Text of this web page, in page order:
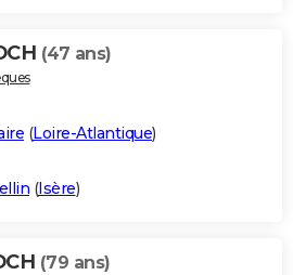
(47 ans)
(Loire-Atlantique)
(Isère)
(79 ans)